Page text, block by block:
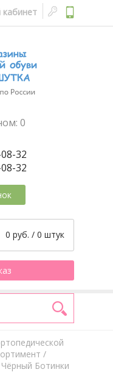
0
32
32
0 руб. / 0 штук
/
Ботинки